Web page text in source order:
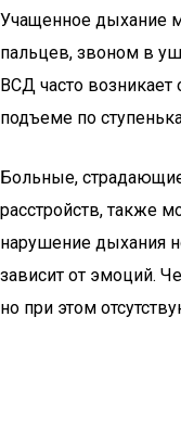
Учащенное дыхание
пальцев, звоном в
ВСД часто
подъеме по
Больные,
расстройств, также
нарушение дыхания
зависит от эмоций.
но при этом